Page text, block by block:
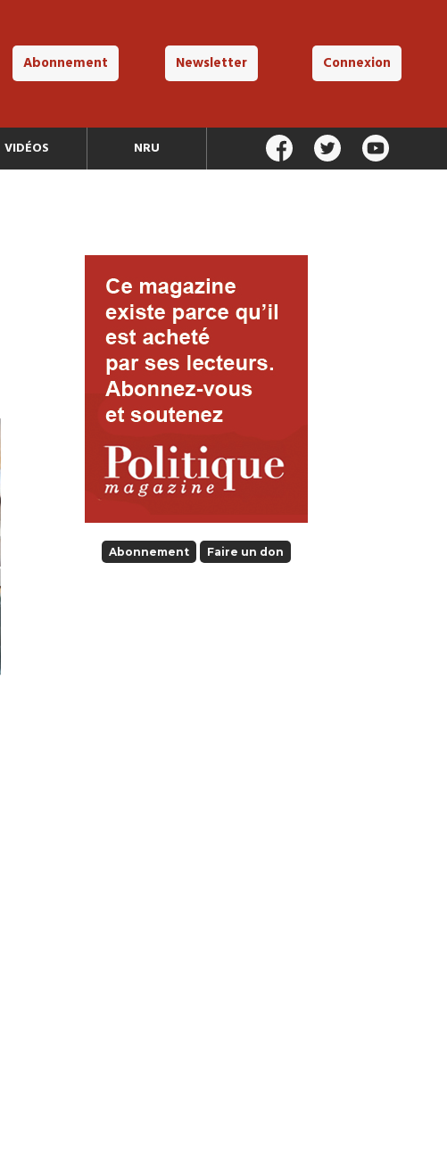
Abonnement Newsletter Connexion
VIDÉOS NRU
Abonnement Faire un don